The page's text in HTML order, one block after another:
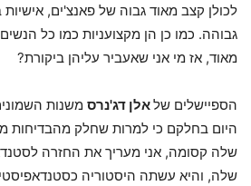
לכולן קצב מאוד גבוה של פאנצ'ים,
גבוהה. כמו כן הן מקצועניות כמו כל
מאוד, אז מי אני שאעביר עליהן ביקורת?
הספיישלים שלאלן דג'נרס משנות
היום בחלקם כי למרות שחלק מהבדיחות
שלה קסומה, אני מעריך את החזרה
שלה, והיא עשתה היסטוריה